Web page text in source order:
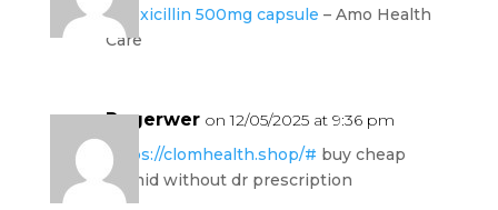
amoxicillin 500mg capsule – Amo Health
Care
Rogerwer on 12/05/2025 at 9:36 pm
https://clomhealth.shop/# buy cheap
clomid without dr prescription